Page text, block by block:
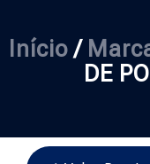
Início /
DE